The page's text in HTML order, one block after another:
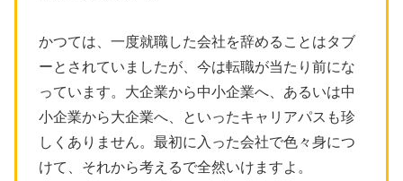
かつては、一度就職した会社を辞めることはタブ
ーとされていましたが、今は転職が当たり前にな
っています。大企業から中小企業へ、あるいは中
小企業から大企業へ、といったキャリアパスも珍
しくありません。最初に入った会社で色々身につ
けて、それから考えるで全然いけますよ。